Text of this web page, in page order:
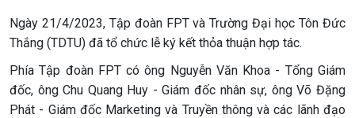
Ngày 21/4/2023, Tập đoàn FPT và Trường Đại học Tôn Đức
Thắng (TDTU) đã tổ chức lễ ký kết thỏa thuận hợp tác.
Phía Tập đoàn FPT có ông Nguyễn Văn Khoa - Tổng Giám
đốc, ông Chu Quang Huy - Giám đốc nhân sự, ông Võ Đặng
Phát - Giám đốc Marketing và Truyền thông và các lãnh đạo